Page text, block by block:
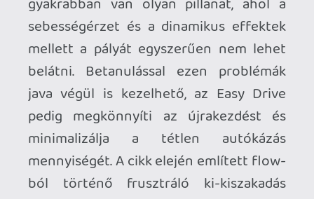
forgalom is. A varos teljes egeszeben
megvan, az osszes billboard, security gate,
az osszes auto, mind a 123 jack spot, az
osszes speed camera.
sti 2012.11.21 21:57:37
sti 2012.11.21 21:57:37 #011k0
attilag78 2012.11.21 21:32:57
attilag78 2012.11.21 21:32:57 #011jz